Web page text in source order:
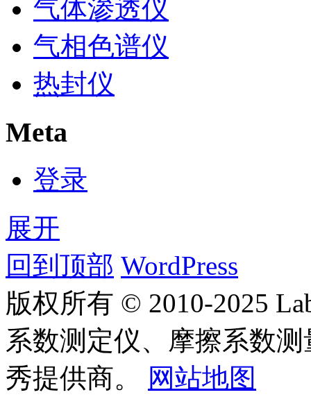
气体渗透仪
气相色谱仪
热封仪
Meta
登录
展开
回到顶部 WordPress
版权所有 © 2010-2025
系数测定仪、摩擦系数
秀提供商。
网站地图